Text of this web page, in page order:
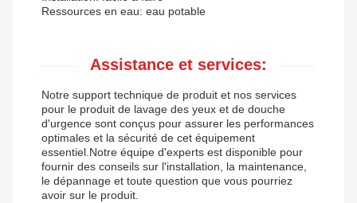
Ressources en eau: eau potable
Assistance et services:
Notre support technique de produit et nos services
pour le produit de lavage des yeux et de douche
d'urgence sont conçus pour assurer les performances
optimales et la sécurité de cet équipement
essentiel.Notre équipe d'experts est disponible pour
fournir des conseils sur l'installation, la maintenance,
le dépannage et toute question que vous pourriez
avoir sur le produit.